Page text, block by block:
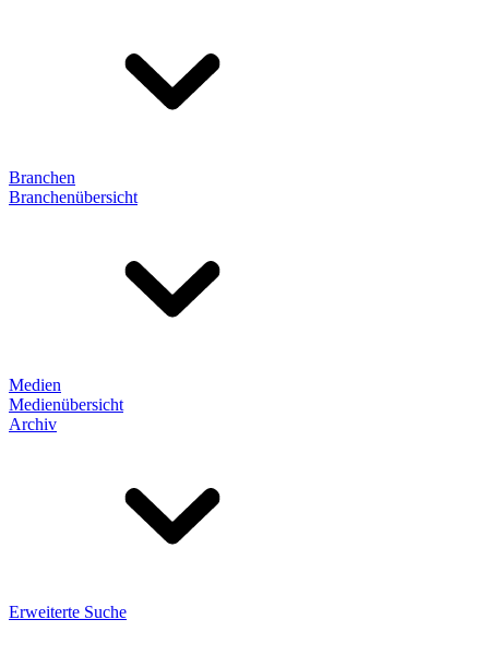
Branchen
Branchenübersicht
Medien
Medienübersicht
Archiv
Erweiterte Suche